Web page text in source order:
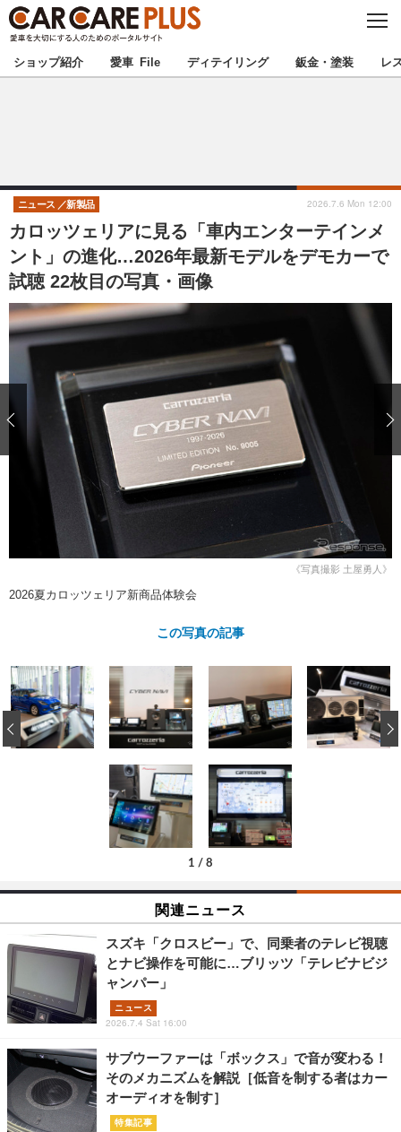
C
S
E
★カーケアプラス認定★ 厳選プロショップを地域から探す
甲信越 北陸
東海 関西
中国
九州
注目の記事
ショップレポート 愛車 File
自動車豆知識 ストップ！不具合修理＆粗悪修理
鈑金・塗装
ディテイリング
ディテイリング 洗車
ヘッドライト磨き コーティング
フィルム・ラッピング
鈑金・塗装
小キズ直し 防錆
特集記事
ストップ 不具合修理＆粗悪修理
カーメーカー「旧車」関連プロジェ
クト
ショップ紹介
ショップレポート プロショップ検索
レストア
カーメーカー「旧車」関連プロジ
イベント
ショップ紹介 愛車 File ディテイリング 鈑金・塗装 レ
カロッツェリアに見る「車内エンターテインメ
ント」の進化…2026年最新モデルをデモカーで
試聴 22枚目の写真・画像
ニュース 新製品 2026.7.6 Mon 12:00
《写真撮影 土屋勇人》
2026夏カロッツェリア新商品体験会
この写真の記事
1 / 8
‹
関連ニュース
スズキ「クロスビー」で、同乗者のテレビ視聴
とナビ操作を可能に…ブリッツ「テレビナビジ
ャンパー」
ニュース
2026.7.4 Sat 16:00
サブウーファーは「ボックス」で音が変わる！
そのメカニズムを解説［低音を制する者はカー
オーディオを制す］
特集記事